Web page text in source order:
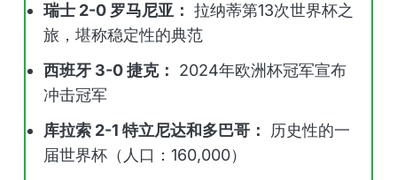
瑞士 2-0 罗马尼亚： 拉纳蒂第13次世界杯之
旅，堪称稳定性的典范
西班牙 3-0 捷克：
2024年欧洲杯冠军宣布
冲击冠军
库拉索 2-1 特立尼达和多巴哥：
历史性的一
届世界杯（人口：160,000）